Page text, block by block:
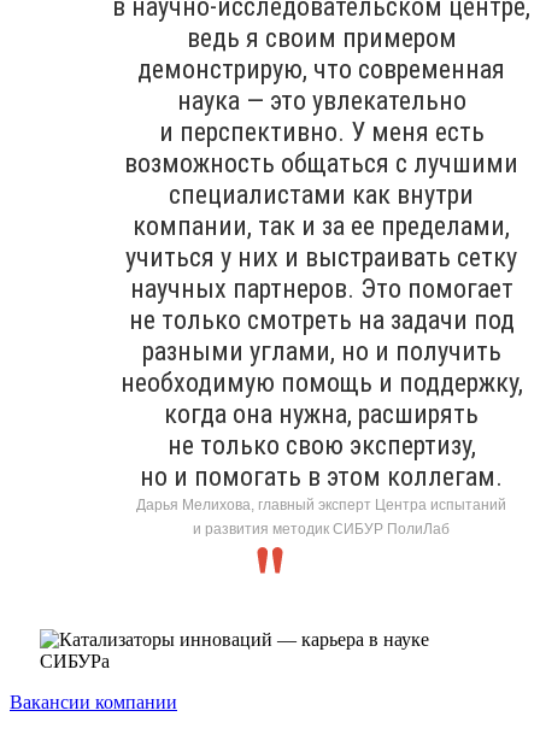
в научно-исследовательском центре,
ведь я своим примером
демонстрирую, что современная
наука — это увлекательно
и перспективно. У меня есть
возможность общаться с лучшими
специалистами как внутри
компании, так и за ее пределами,
учиться у них и выстраивать сетку
научных партнеров. Это помогает
не только смотреть на задачи под
разными углами, но и получить
необходимую помощь и поддержку,
когда она нужна, расширять
не только свою экспертизу,
но и помогать в этом коллегам.
Дарья Мелихова, главный эксперт Центра испытаний
и развития методик СИБУР ПолиЛаб
Вакансии компании